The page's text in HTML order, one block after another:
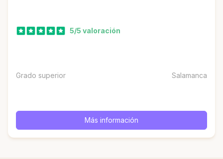
5/5 valoración
Grado superior Salamanca
Más información